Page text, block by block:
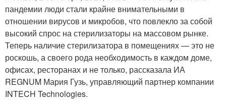
пандемии люди стали крайне внимательными в
отношении вирусов и микробов, что повлекло за собой
высокий спрос на стерилизаторы на массовом рынке.
Теперь наличие стерилизатора в помещениях — это не
роскошь, а своего рода необходимость в каждом доме,
офисах, ресторанах и не только, рассказала ИА
REGNUM Мария Гузь, управляющий партнер компании
INTECH Technologies.